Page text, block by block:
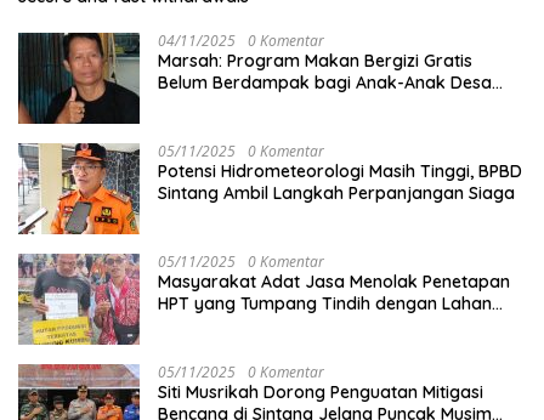
04/11/2025 0 Komentar
Marsah: Program Makan Bergizi Gratis
Belum Berdampak bagi Anak-Anak Desa
05/11/2025 0 Komentar
Potensi Hidrometeorologi Masih Tinggi, BPBD
Sintang Ambil Langkah Perpanjangan Siaga
05/11/2025 0 Komentar
Masyarakat Adat Jasa Menolak Penetapan
HPT yang Tumpang Tindih dengan Lahan
05/11/2025 0 Komentar
Siti Musrikah Dorong Penguatan Mitigasi
Bencana di Sintang Jelang Puncak Musim